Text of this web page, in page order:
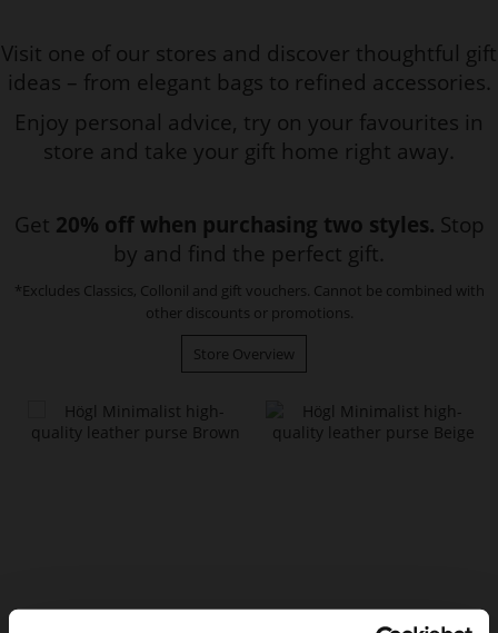
Visit one of our stores and discover thoughtful gift
ideas – from elegant bags to refined accessories.
Enjoy personal advice, try on your favourites in
store and take your gift home right away.
Get 20% off when purchasing two styles. Stop
by and find the perfect gift.
*Excludes Classics, Collonil and gift vouchers. Cannot be combined with
other discounts or promotions.
Store Overview